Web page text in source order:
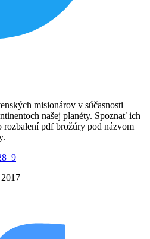
misionárov v súčasnosti
našej planéty. Spoznať ich
rozbalení pdf brožúry pod názvom